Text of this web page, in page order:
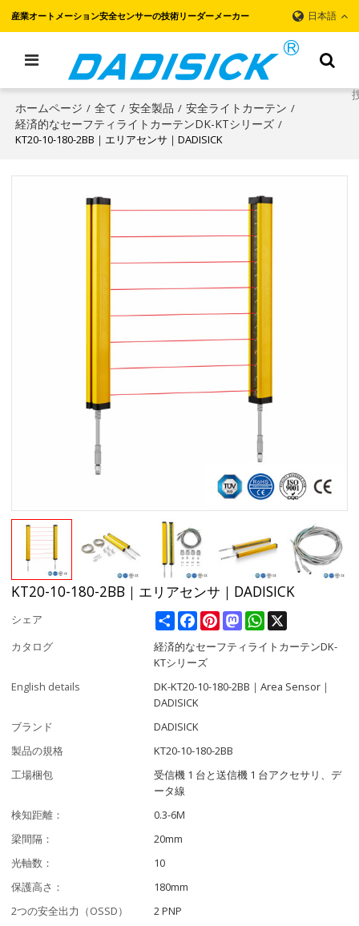
産業オートメーション安全センサーの技術リーダーメーカー 日本語
ホームページ / 全て / 安全製品 / 安全ライトカーテン /
経済的なセーフティライトカーテンDK-KTシリーズ /
KT20-10-180-2BB｜エリアセンサ｜DADISICK
KT20-10-180-2BB｜エリアセンサ｜DADISICK
シェア ShareFacebookPinterestMastodonWhatsApp
カタログ
経済的なセーフティライトカーテンDK-
KTシリーズ
English details
DK-KT20-10-180-2BB｜Area Sensor｜
DADISICK
ブランド
DADISICK
製品の規格
KT20-10-180-2BB
工場梱包
受信機 1 台と送信機 1 台アクセサリ、デ
ータ線
検知距離：
0.3-6M
梁間隔：
20mm
光軸数：
10
保護高さ：
180mm
2つの安全出力（OSSD）
2 PNP